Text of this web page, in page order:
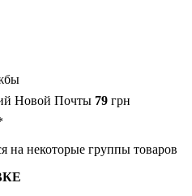
Новой Почты 79 грн
на некоторые группы товаров